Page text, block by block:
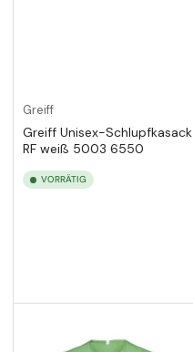
Greiff
Greiff Unisex-Schlupfkasack
RF weiß 5003 6550
VORRÄTIG